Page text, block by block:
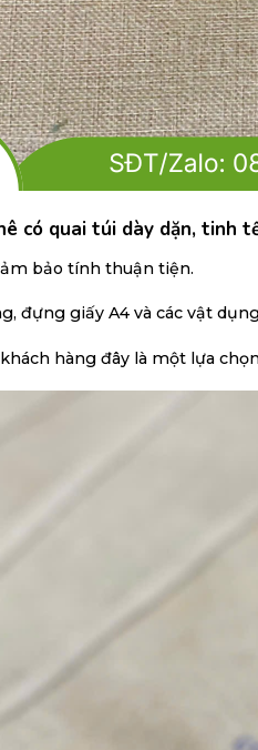
có quai túi dày dặn, tinh
bảo tính thuận tiện.
đựng giấy A4 và các vật
hàng đây là một lựa